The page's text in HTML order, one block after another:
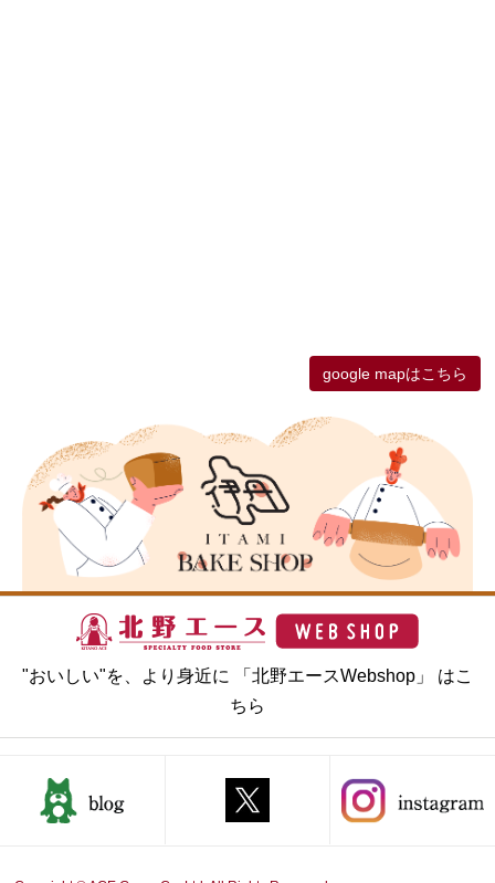
google mapはこちら
"おいしい"を、より身近に 「北野エースWebshop」 はこ
ちら